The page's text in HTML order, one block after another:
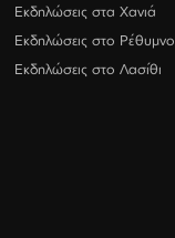
Εκδηλώσεις στα Χανιά
Εκδηλώσεις στο Ρέθυμνο
Εκδηλώσεις στο Λασίθι